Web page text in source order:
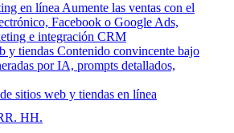
en línea Aumente las ventas con el
Facebook o Google Ads,
e integración CRM
y tiendas Contenido convincente bajo
por IA, prompts detallados,
sitios web y tiendas en línea
HH.